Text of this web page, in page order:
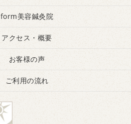
form美容鍼灸院
アクセス・概要
お客様の声
ご利用の流れ